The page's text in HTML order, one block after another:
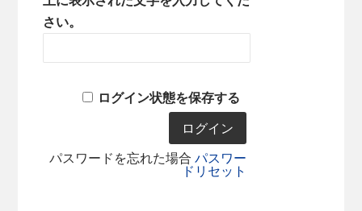
さい。
ログイン状態を保存する
パスワードを忘れた場合 パスワー
ドリセット